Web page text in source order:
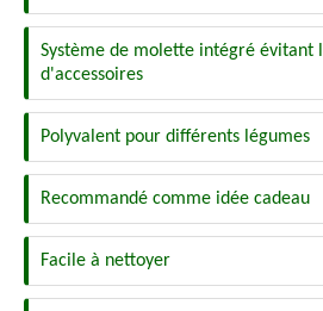
Système de molette intégré évitant
d'accessoires
Polyvalent pour différents légumes
Recommandé comme idée cadeau
Facile à nettoyer